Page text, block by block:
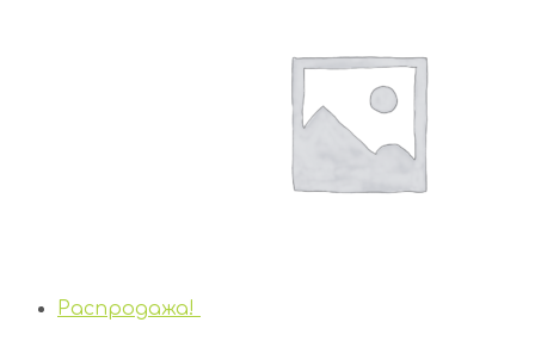
Распродажа!